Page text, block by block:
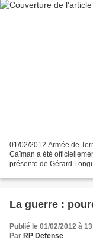
01/02/2012 Armée de
Caïman a été
présente de Gérard
La guerre :
Publié le 01/02/2012 à
Par RP Defense